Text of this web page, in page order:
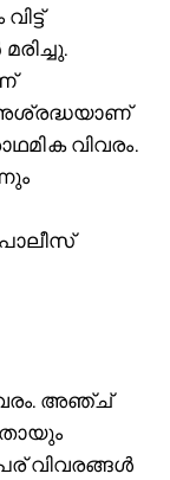
വിവരം.
അഞ്ച്
വിവരങ്ങൾ